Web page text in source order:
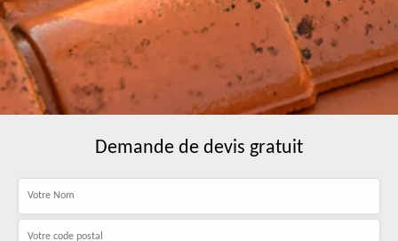
Demande de devis gratuit